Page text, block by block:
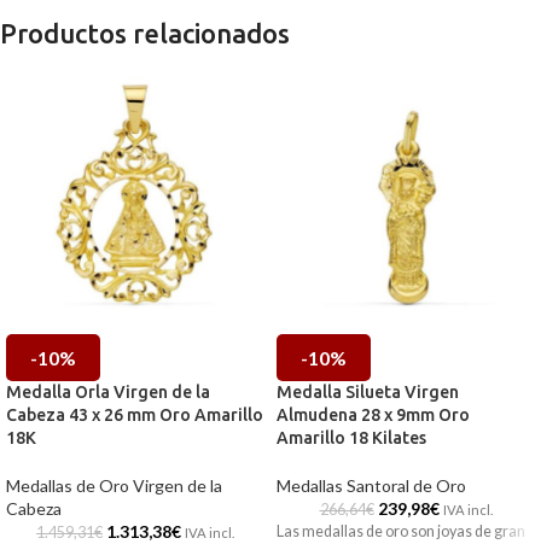
Productos relacionados
-10%
Medalla Orla Virgen de la
Cabeza 43 x 26 mm Oro Amarillo
18K
Medallas de Oro Virgen de la
Cabeza
1.459,31€ 1.313,38€ IVA incl.
-10%
Medalla Silueta Virgen
Almudena 28 x 9mm Oro
Amarillo 18 Kilates
Medallas Santoral de Oro
266,64€ 239,98€ IVA incl.
Las medallas de oro son joyas de gran